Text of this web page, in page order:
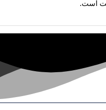
است.